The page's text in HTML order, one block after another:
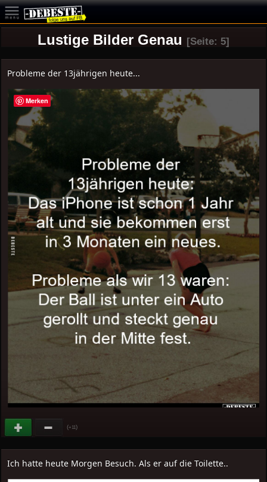
Lustige Bilder Genau [Seite: 5]
Probleme der 13jährigen heute...
(+11)
Ich hatte heute Morgen Besuch. Als er auf die Toilette..
Merken